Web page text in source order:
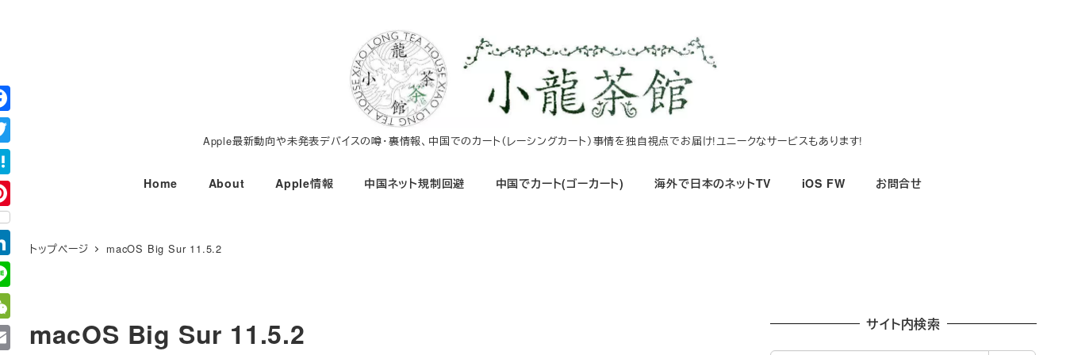
コ
ン
テ
ン
ツ
へ
移
動
Apple最新動向や未発表デバイスの噂・裏情報、中国でのカート（レーシングカート）事情を独自視点でお届け!ユニークなサービスもあります!
Home About Apple情報 中国ネット規制回避 中国でカート(ゴーカート) 海外で日本のネットTV iOS FW お問合せ
トップページ macOS Big Sur 11.5.2
macOS Big Sur 11.5.2 サイト内検索